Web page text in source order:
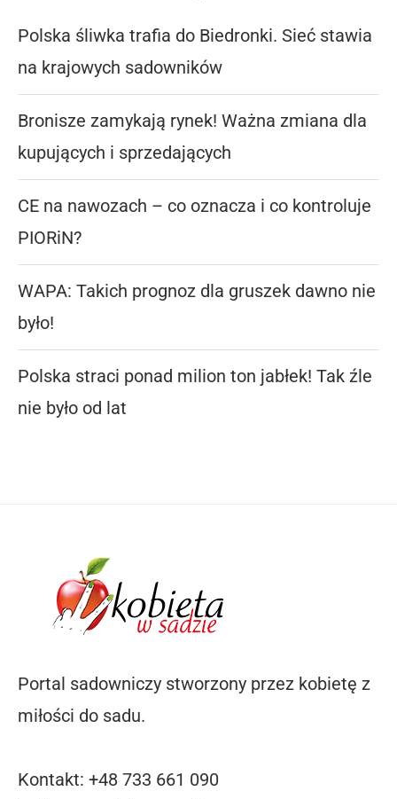
Polska śliwka trafia do Biedronki. Sieć stawia
na krajowych sadowników
Bronisze zamykają rynek! Ważna zmiana dla
kupujących i sprzedających
CE na nawozach – co oznacza i co kontroluje
PIORiN?
WAPA: Takich prognoz dla gruszek dawno nie
było!
Polska straci ponad milion ton jabłek! Tak źle
nie było od lat
Portal sadowniczy stworzony przez kobietę z
miłości do sadu.
Kontakt: +48 733 661 090